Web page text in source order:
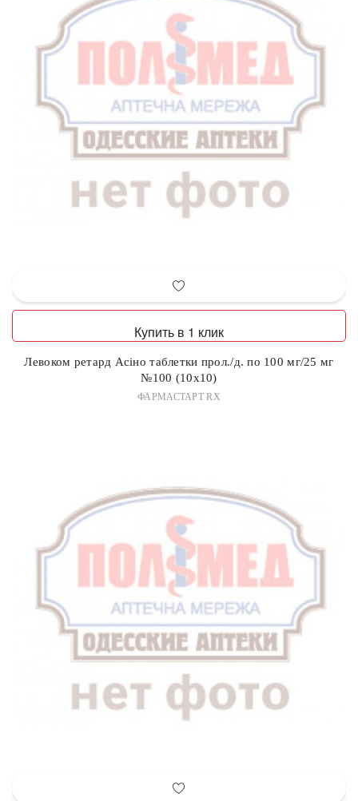
Купить в 1 клик
Левоком ретард Асіно таблетки прол./д. по 100 мг/25 мг
№100 (10х10)
ФАРМАСТАРТ RX